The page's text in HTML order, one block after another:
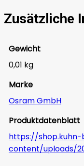
Zusätzliche
Gewicht
0,01 kg
Marke
Osram GmbH
Produktdatenblatt
https://
content/uploads/